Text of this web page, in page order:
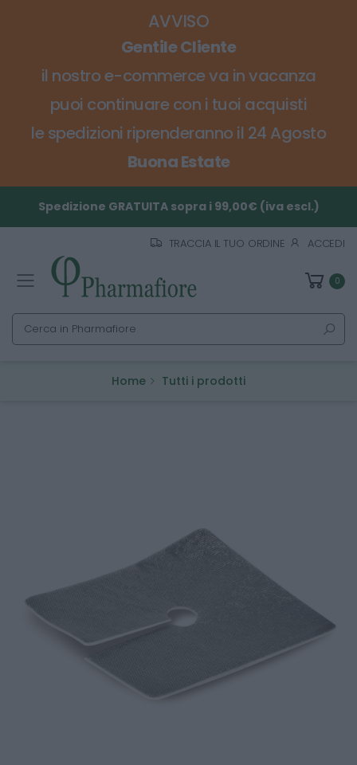
AVVISO
Gentile Cliente
il nostro e-commerce va in vacanza
puoi continuare con i tuoi acquisti
le spedizioni riprenderanno il 24 Agosto
Buona Estate
Spedizione GRATUITA sopra i 99,00€ (iva escl.)
TRACCIA IL TUO ORDINE ACCEDI
Toggle mobile menu 0
Cerca
Home Tutti i prodotti